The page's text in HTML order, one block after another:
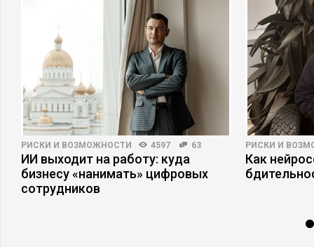
РИСКИ И ВОЗМОЖНОСТИ 4597 63
ИИ выходит на работу: куда
бизнесу «нанимать» цифровых
сотрудников
РИСКИ И
Как